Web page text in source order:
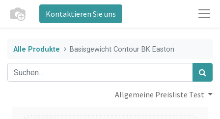
Kontaktieren Sie uns
Alle Produkte Basisgewicht Contour BK Easton
Allgemeine Preisliste Test